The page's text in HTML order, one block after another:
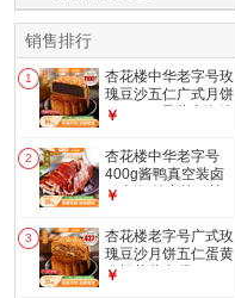
销售排行
1
杏花楼中华老字号玫
瑰豆沙五仁广式月饼
100g*10只装上海特
牌瑰宝】玫瑰豆沙
100g*10
￥
2
杏花楼中华老字号
400g酱鸭真空装卤
鸭上海 特产烤鸭熟
￥
3
杏花楼老字号广式玫
瑰豆沙月饼五仁蛋黄
肉松莲蓉火腿100g
￥